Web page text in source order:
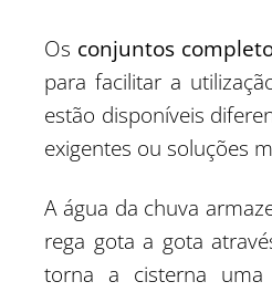
Os conjuntos
para facilitar a
estão disponíveis
exigentes ou soluções
A água da chuva
rega gota a gota
torna a cisterna